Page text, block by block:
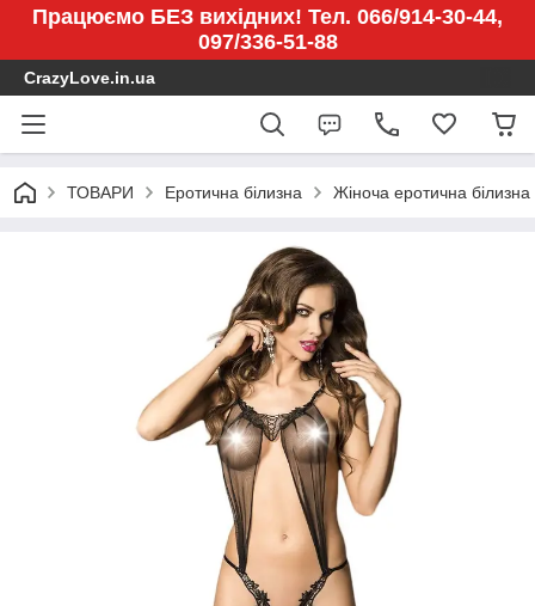
Працюємо БЕЗ вихідних! Тел. 066/914-30-44,
097/336-51-88
CrazyLove.in.ua
ТОВАРИ Еротична білизна Жіноча еротична білизна